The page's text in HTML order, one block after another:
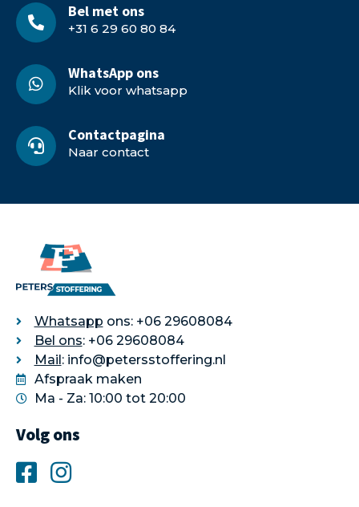
Bel met ons
+31 6 29 60 80 84
WhatsApp ons
Klik voor whatsapp
Contactpagina
Naar contact
Whatsapp ons: +06 29608084
Bel ons: +06 29608084
Mail: info@petersstoffering.nl
Afspraak maken
Ma - Za: 10:00 tot 20:00
Volg ons